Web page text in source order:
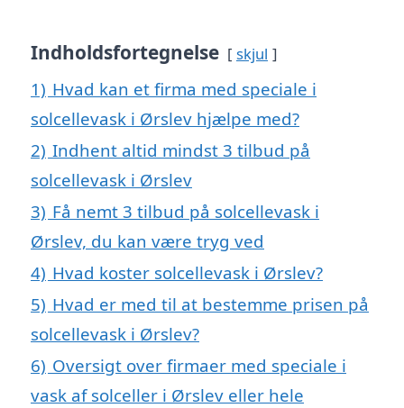
Indholdsfortegnelse skjul
1) Hvad kan et firma med speciale i
solcellevask i Ørslev hjælpe med?
2) Indhent altid mindst 3 tilbud på
solcellevask i Ørslev
3) Få nemt 3 tilbud på solcellevask i
Ørslev, du kan være tryg ved
4) Hvad koster solcellevask i Ørslev?
5) Hvad er med til at bestemme prisen på
solcellevask i Ørslev?
6) Oversigt over firmaer med speciale i
vask af solceller i Ørslev eller hele